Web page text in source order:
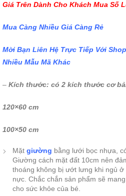
Giá Trên Dành Cho Khách Mua Số
Mua Càng Nhiều Giá Càng Rẻ
Mời Bạn Liên Hệ Trực Tiếp Với
Nhiều Mẫu Mã Khác
– Kích thước: có 2 kích thước cơ
120×60 cm
100×50 cm
Mặt giường bằng lưới bọc nhựa,
Giường cách mặt đất 10cm nên
thoáng không bị ướt lưng khi ngủ ở
nực. Chắc chắn sản phẩm sẽ
cho sức khỏe của bé.